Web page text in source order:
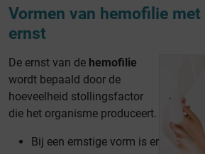
Vormen van hemofilie
ernst
De ernst van de hemofilie
wordt bepaald door de
hoeveelheid stollingsfactor
die het organisme produceert.
Bij een ernstige vorm is er